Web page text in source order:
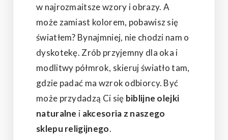
w najrozmaitsze wzory i obrazy. A
może zamiast kolorem, pobawisz się
światłem? Bynajmniej, nie chodzi nam o
dyskotekę. Zrób przyjemny dla oka i
modlitwy półmrok, skieruj światło tam,
gdzie padać ma wzrok odbiorcy. Być
może przydadzą Ci się biblijne olejki
naturalne i akcesoria z naszego
sklepu religijnego.